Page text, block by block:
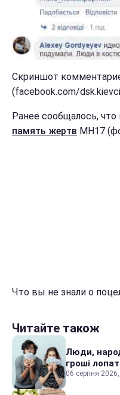
Скриншот
(facebook.com/
Ранее сообщалось,
память жертв MH17
Что вы не знали о
Читайте також
Люди,
гроші
06 серпня